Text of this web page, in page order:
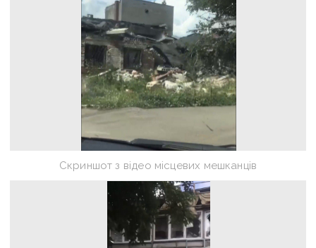
Скриншот з відео місцевих мешканців